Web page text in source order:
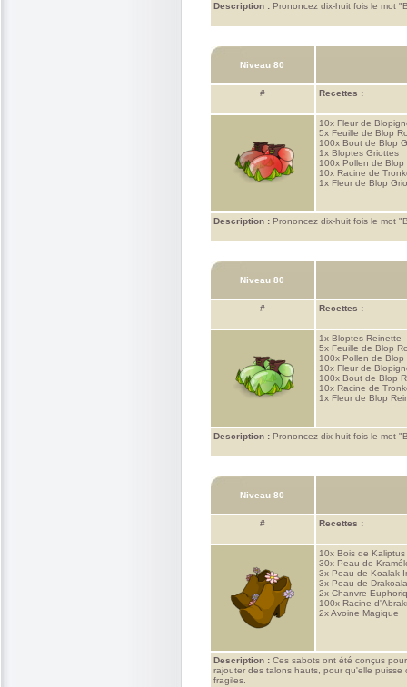
Description : Prononcez dix-huit fois le mot
Niveau 80
# Recettes :
10x Fleur de
5x Feuille de Blop
100x Bout de Blop
1x Bloptes Griottes
100x Pollen de Blop
10x Racine de
1x Fleur de Blop
Description : Prononcez dix-huit fois le mot
Niveau 80
# Recettes :
1x Bloptes Reinette
5x Feuille de Blop
100x Pollen de Blop
10x Fleur de
100x Bout de Blop
10x Racine de
1x Fleur de Blop
Description : Prononcez dix-huit fois le mot
Niveau 80
# Recettes :
10x Bois de Kaliptus
30x Peau de
3x Peau de Koalak
3x Peau de
2x Chanvre
100x Racine
2xAvoine Magique
Description : Ces sabots ont été conçus
rajouter des talons hauts, pour qu'elle puisse
fragiles.